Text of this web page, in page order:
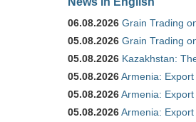
06.08.2026 Grain Trading
05.08.2026 Grain Trading
05.08.2026 Kazakhstan:
05.08.2026Armenia:
05.08.2026Armenia:
05.08.2026Armenia: